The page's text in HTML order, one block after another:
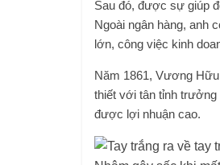
Sau đó, được sự giúp
Ngoài ngân hàng, anh
lớn, công việc kinh
Năm 1861, Vương
thiết với tân tỉnh trưởng
được lợi nhuận cao.